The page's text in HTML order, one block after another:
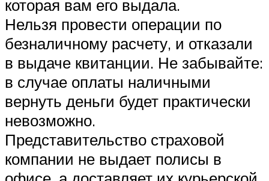
которая вам его выдала.
Нельзя провести операции по
безналичному расчету, и отказали
в выдаче квитанции. Не забывайте:
в случае оплаты наличными
вернуть деньги будет практически
невозможно.
Представительство страховой
компании не выдает полисы в